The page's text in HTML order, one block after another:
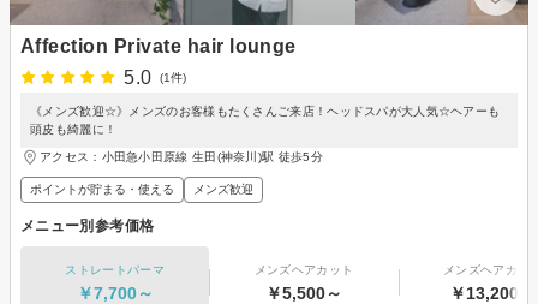
Affection Private hair lounge
5.0
(1件)
《メンズ歓迎☆》メンズのお客様もたくさんご来店！ヘッドスパが大人気☆ヘアーも
頭皮も綺麗に！
アクセス：小田急小田原線 生田(神奈川)駅 徒歩5分
ポイントが貯まる・使える メンズ歓迎
メニュー別参考価格
ストレートパーマ
￥7,700～
メンズヘアカット
￥5,500～
メンズヘアカラ
￥13,200～